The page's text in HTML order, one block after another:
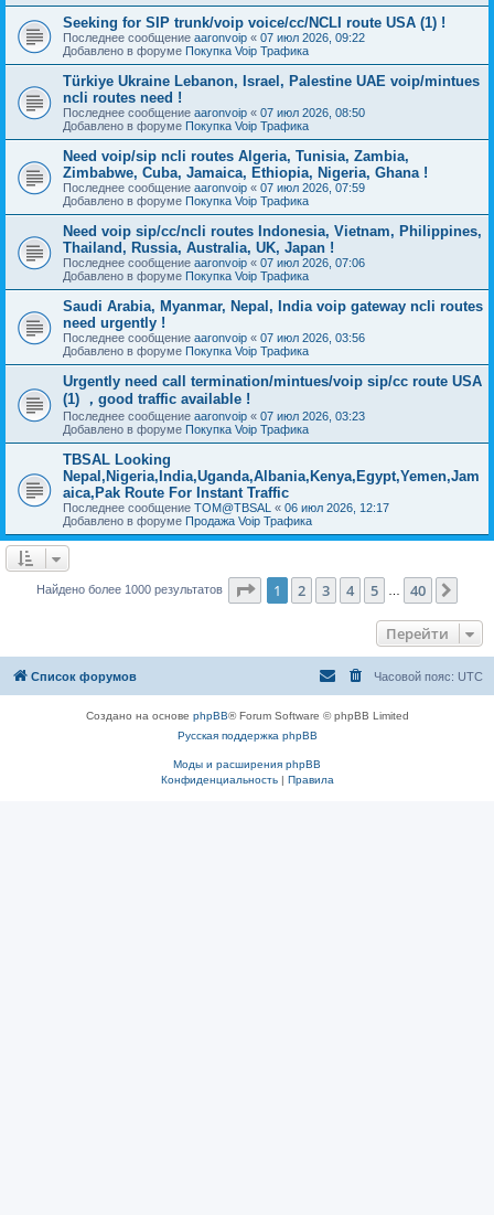
Seeking for SIP trunk/voip voice/cc/NCLI route USA (1) !
Последнее сообщение aaronvoip « 07 июл 2026, 09:22
Добавлено в форуме Покупка Voip Трафика
Türkiye Ukraine Lebanon, Israel, Palestine UAE voip/mintues
ncli routes need !
Последнее сообщение aaronvoip « 07 июл 2026, 08:50
Добавлено в форуме Покупка Voip Трафика
Need voip/sip ncli routes Algeria, Tunisia, Zambia,
Zimbabwe, Cuba, Jamaica, Ethiopia, Nigeria, Ghana !
Последнее сообщение aaronvoip « 07 июл 2026, 07:59
Добавлено в форуме Покупка Voip Трафика
Need voip sip/cc/ncli routes Indonesia, Vietnam, Philippines,
Thailand, Russia, Australia, UK, Japan !
Последнее сообщение aaronvoip « 07 июл 2026, 07:06
Добавлено в форуме Покупка Voip Трафика
Saudi Arabia, Myanmar, Nepal, India voip gateway ncli routes
need urgently !
Последнее сообщение aaronvoip « 07 июл 2026, 03:56
Добавлено в форуме Покупка Voip Трафика
Urgently need call termination/mintues/voip sip/cc route USA
(1) ，good traffic available !
Последнее сообщение aaronvoip « 07 июл 2026, 03:23
Добавлено в форуме Покупка Voip Трафика
TBSAL Looking
Nepal,Nigeria,India,Uganda,Albania,Kenya,Egypt,Yemen,Jam
aica,Pak Route For Instant Traffic
Последнее сообщение TOM@TBSAL « 06 июл 2026, 12:17
Добавлено в форуме Продажа Voip Трафика
Найдено более 1000 результатов Страница из 40
1 2 3 4 5 40
Перейти
Список форумов Часовой пояс: UTC
Создано на основе phpBB® Forum Software © phpBB Limited
Русская поддержка phpBB
Моды и расширения phpBB
Конфиденциальность| Правила